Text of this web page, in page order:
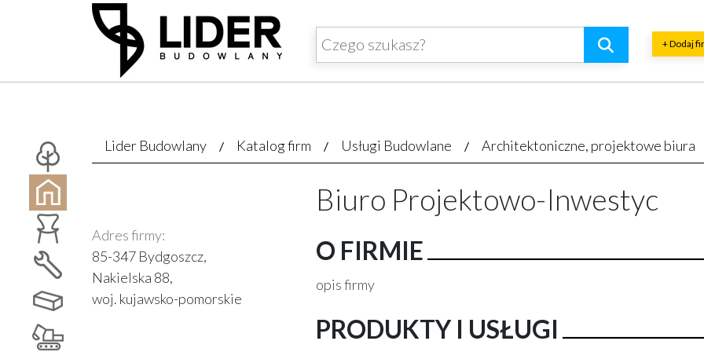
+ Dodaj
Lider Budowlany Katalog firm Usługi Budowlane Architektoniczne, projektowe biura
Adres firmy:
85-347 Bydgoszcz,
Nakielska 88,
woj. kujawsko-pomorskie
Biuro Projektowo-Inwestyc
O FIRMIE
opis firmy
PRODUKTY I USŁUGI